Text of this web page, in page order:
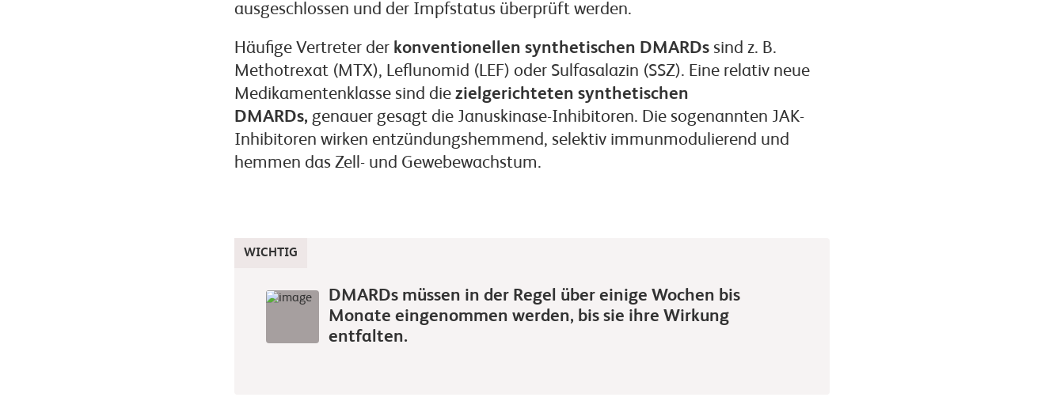
ausgeschlossen und der Impfstatus überprüft werden.
Häufige Vertreter der konventionellen synthetischen DMARDssind z. B.
Methotrexat (MTX), Leflunomid (LEF) oder Sulfasalazin (SSZ). Eine relativ neue
Medikamentenklasse sind die zielgerichteten synthetischen
DMARDs, genauer gesagt die Januskinase-Inhibitoren. Die sogenannten JAK-
Inhibitoren wirken entzündungshemmend, selektiv immunmodulierend und
hemmen das Zell- und Gewebewachstum.
WICHTIG
DMARDs müssen in der Regel über einige Wochen bis
Monate eingenommen werden, bis sie ihre Wirkung
entfalten.